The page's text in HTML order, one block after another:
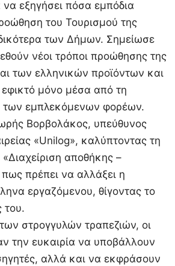
να εξηγήσει πόσα εμπόδια
του Τουρισμού της
των Δήμων. Σημείωσε
νέοι τρόποι προώθησης της
των ελληνικών προϊόντων και
μόνο μέσα από τη
των εμπλεκόμενων φορέων.
Βορβολάκος, υπεύθυνος
«Unilog», καλύπτοντας τη
αποθήκης –
πρέπει να αλλάξει η
εργαζόμενου, θίγοντας το
του.
στρογγυλών τραπεζιών, οι
την ευκαιρία να υποβάλλουν
αλλά και να εκφράσουν